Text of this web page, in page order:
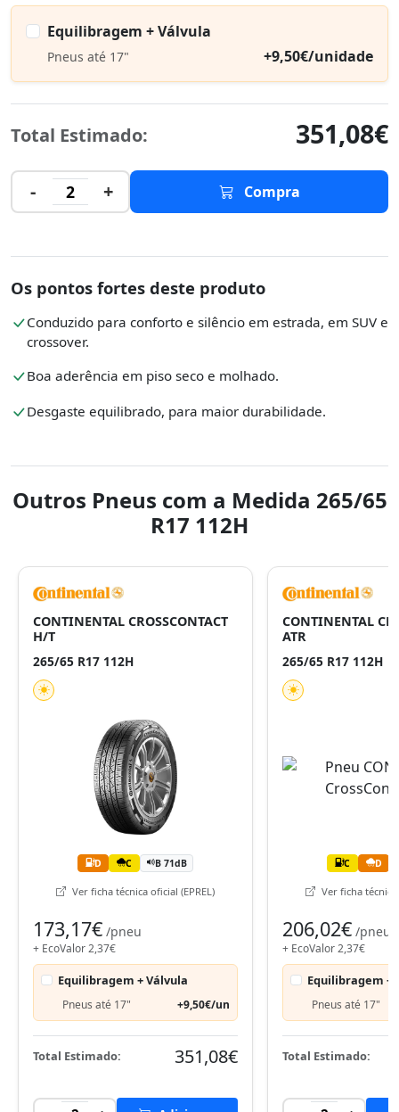
Equilibragem + Válvula
Pneus até 17" +9,50€/unidade
Total Estimado: 351,08€
- 2 + Compra
Os pontos fortes deste produto
Conduzido para conforto e silêncio em estrada, em SUV e
crossover.
Boa aderência em piso seco e molhado.
Desgaste equilibrado, para maior durabilidade.
Outros Pneus com a Medida 265/65
R17 112H
CONTINENTAL CROSSCONTACT
H/T
265/65 R17 112H
D C B 71dB
Ver ficha técnica oficial (EPREL)
173,17€ /pneu
+ EcoValor 2,37€
Equilibragem + Válvula
Pneus até 17" +9,50€/un
Total Estimado: 351,08€
CONTINENTAL
ATR
265/65 R17 112H
C D
Ver ficha técnica
206,02€ /pneu
+ EcoValor 2,37€
Equilibragem +
Pneus até 17"
Total Estimado: